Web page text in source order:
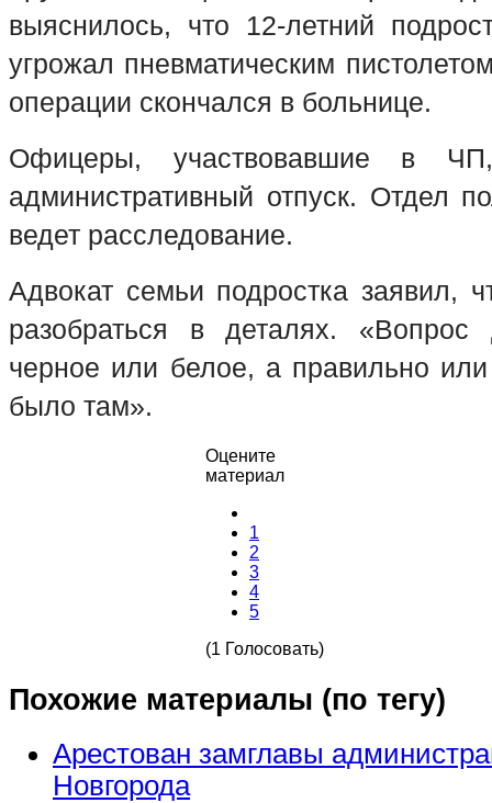
выяснилось, что 12-летний
угрожал пневматическим
операции скончался в больнице.
Офицеры, участвовавшие в
административный отпуск. Отдел
ведет расследование.
Адвокат семьи подростка заявил,
разобраться в деталях.
черное или белое, а правильно
было там».
Оцените
материал
1
2
3
4
5
(1 Голосовать)
Похожие материалы (по тегу)
Арестован замглавы
Новгорода